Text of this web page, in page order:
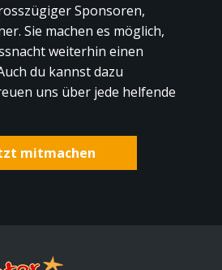
Sponsoren,
Sie machen es möglich,
weiterhin einen
du kannst dazu
uns über jede helfende
mitmachen